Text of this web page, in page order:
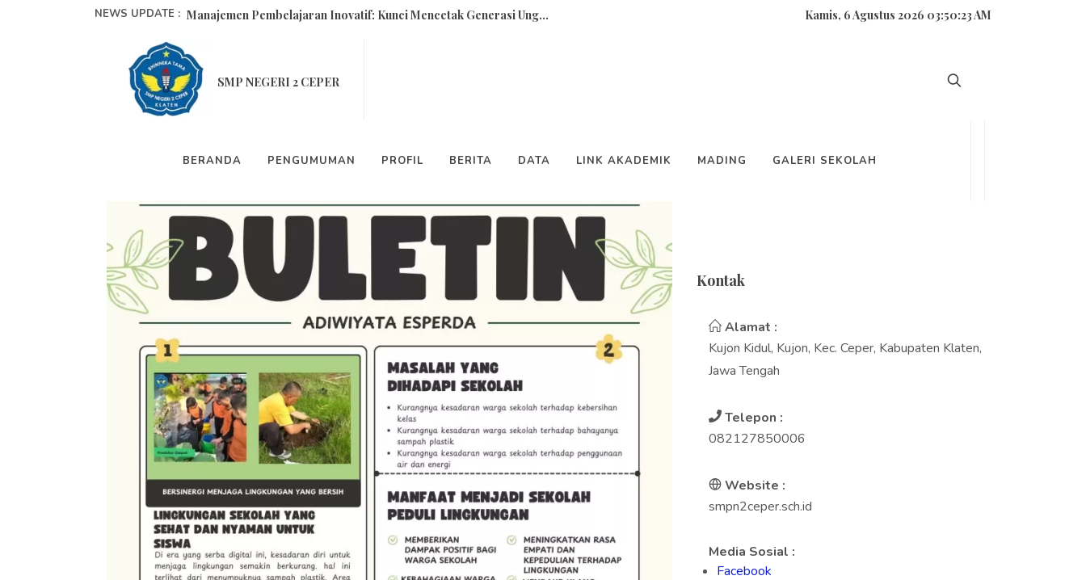
NEWS UPDATE : Manajemen Pembelajaran Inovatif: Kunci Mencetak Generasi Ung...
Senarai Istilah Bahasa Jawa...
Kegiatan Murid Menanam...
Kamis, 6 Agustus 2026 03:50:23 AM
SMP NEGERI 2 CEPER
BERANDA PENGUMUMAN PROFIL BERITA DATA LINK AKADEMIK MADING GALERI SEKOLAH
Kontak
Alamat :
Kujon Kidul, Kujon, Kec. Ceper, Kabupaten Klaten,
Jawa Tengah
Telepon :
082127850006
Website :
smpn2ceper.sch.id
Media Sosial :
Facebook